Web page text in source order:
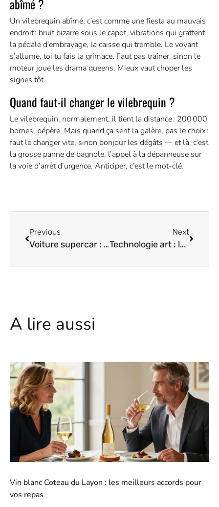
abîmé ?
Un vilebrequin abîmé, c’est comme une fiesta au mauvais
endroit : bruit bizarre sous le capot, vibrations qui grattent
la pédale d’embrayage, la caisse qui tremble. Le voyant
s’allume, toi tu fais la grimace. Faut pas traîner, sinon le
moteur joue les drama queens. Mieux vaut choper les
signes tôt.
Quand faut-il changer le vilebrequin ?
Le vilebrequin, normalement, il tient la distance : 200 000
bornes, pépère. Mais quand ça sent la galère, pas le choix :
faut le changer vite, sinon bonjour les dégâts — et là, c’est
la grosse panne de bagnole, l’appel à la dépanneuse sur
la voie d’arrêt d’urgence. Anticiper, c’est le mot-clé.
Previous
Voiture supercar : les 10 modèles incontournables du moment
Next
Technologie art : les tendances qui transforment la création contemporaine
A lire aussi
Vin blanc Coteau du Layon : les meilleurs accords pour
vos repas